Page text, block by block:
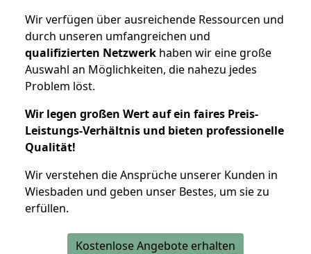
Wir verfügen über ausreichende Ressourcen und
durch unseren umfangreichen und
qualifizierten Netzwerk haben wir eine große
Auswahl an Möglichkeiten, die nahezu jedes
Problem löst.
Wir legen großen Wert auf ein faires Preis-
Leistungs-Verhältnis und bieten professionelle
Qualität!
Wir verstehen die Ansprüche unserer Kunden in
Wiesbaden und geben unser Bestes, um sie zu
erfüllen.
Kostenlose Angebote erhalten